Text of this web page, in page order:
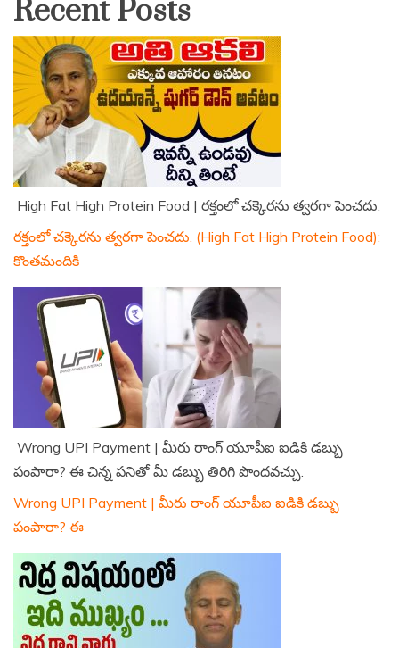
Recent Posts
High Fat High Protein Food | రక్తంలో చక్కెరను త్వరగా పెంచదు.
రక్తంలో చక్కెరను త్వరగా పెంచదు. (High Fat High Protein Food):
కొంతమందికి
Wrong UPI Payment | మీరు రాంగ్ యూపీఐ ఐడికి డబ్బు
పంపారా? ఈ చిన్న పనితో మీ డబ్బు తిరిగి పొందవచ్చు.
Wrong UPI Payment | మీరు రాంగ్ యూపీఐ ఐడికి డబ్బు
పంపారా? ఈ